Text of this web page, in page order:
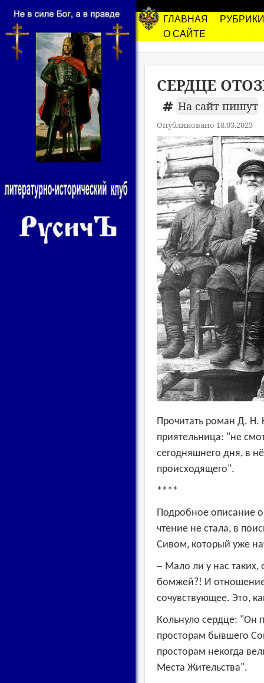
ГЛАВНАЯ
РУБРИКИ
О САЙТЕ
СЕРДЦЕ
На сайт пишут
Опубликовано 18.03.2023
Прочитать роман Д.
приятельница: "не
сегодняшнего дня, в
происходящего".
****
Подробное описание
чтение не стала, в
Сивом, который уже
– Мало ли у нас таких,
бомжей?! И отношение
сочувствующее. Это,
Кольнуло сердце: "Он
просторам бывшего
просторам некогда
Места Жительства".